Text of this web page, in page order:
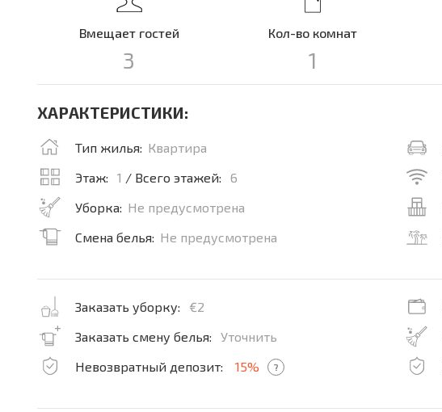
Вмещает гостей
3
Кол-во комнат
1
ХАРАКТЕРИСТИКИ:
Тип жилья: Квартира
Этаж:
1 / Всего этажей:
6
Уборка: Не предусмотрена
Смена белья: Не предусмотрена
Заказать уборку:
€2
Заказать смену белья:
Уточнить
Невозвратный депозит:
15% ?